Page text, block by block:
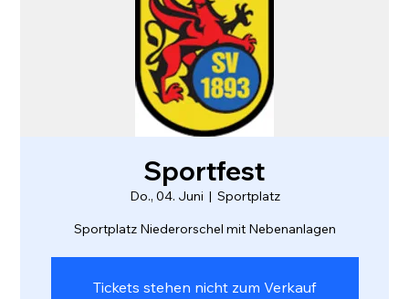
Sportfest
Do., 04. Juni
  |
Sportplatz
Tickets stehen nicht zum Verkauf